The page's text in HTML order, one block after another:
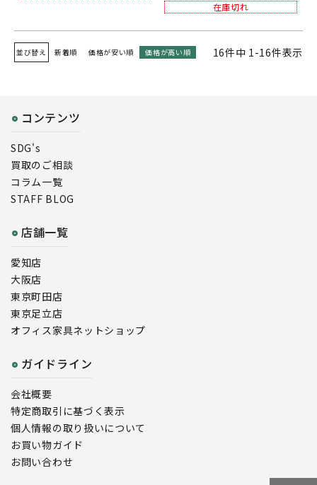
在庫切れ
並び替え 新着順 価格が安い順 価格が高い順 16件中 1-16件表示
コンテンツ
SDG's
買取のご相談
コラム一覧
STAFF BLOG
店舗一覧
愛知店
大阪店
東京町田店
東京足立店
オフィス家具ネットショップ
ガイドライン
会社概要
特定商取引に基づく表示
個人情報の取り扱いについて
お買い物ガイド
お問い合わせ